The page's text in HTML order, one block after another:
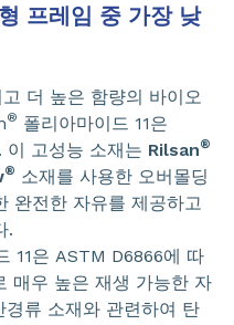
프레임 중 가장 낮
더 높은 함량의 바이오
® 폴리아마이드 11은
이 고성능 소재는 Rilsan®
® 소재를 사용한 오버몰딩
완전한 자유를 제공하고
.
11은 ASTM D6866에 따
매우 높은 재생 가능한 자
류 소재와 관련하여 탄